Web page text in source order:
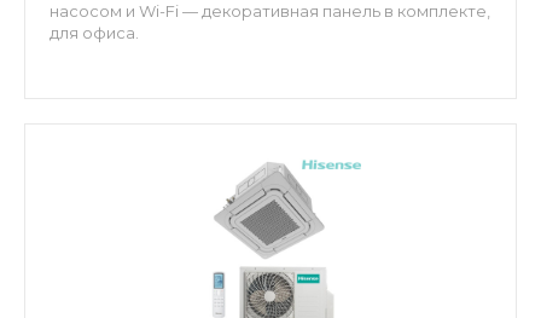
насосом и Wi-Fi — декоративная панель в комплекте,
для офиса.